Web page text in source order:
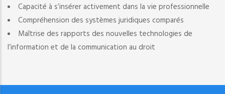
Capacité à s’insérer activement dans la vie professionnelle
Compréhension des systèmes juridiques comparés
Maîtrise des rapports des nouvelles technologies de
l’information et de la communication au droit